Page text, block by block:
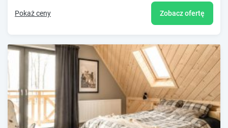
Pokaż ceny Zobacz ofertę